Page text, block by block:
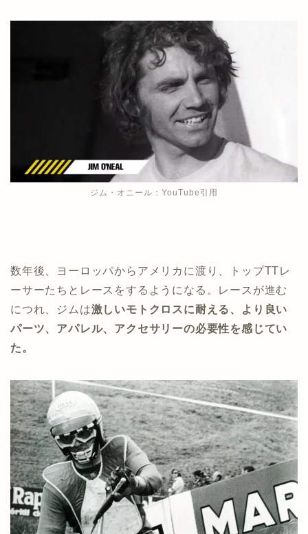
ジム・オニール：YouTube引用
数年後、ヨーロッパからアメリカに渡り、トップTTレ
ーサーたちとレースをするようになる。レースが進む
につれ、ジムは激しいモトクロスに耐える、より良い
パーツ、アパレル、アクセサリーの必要性を感じてい
た。